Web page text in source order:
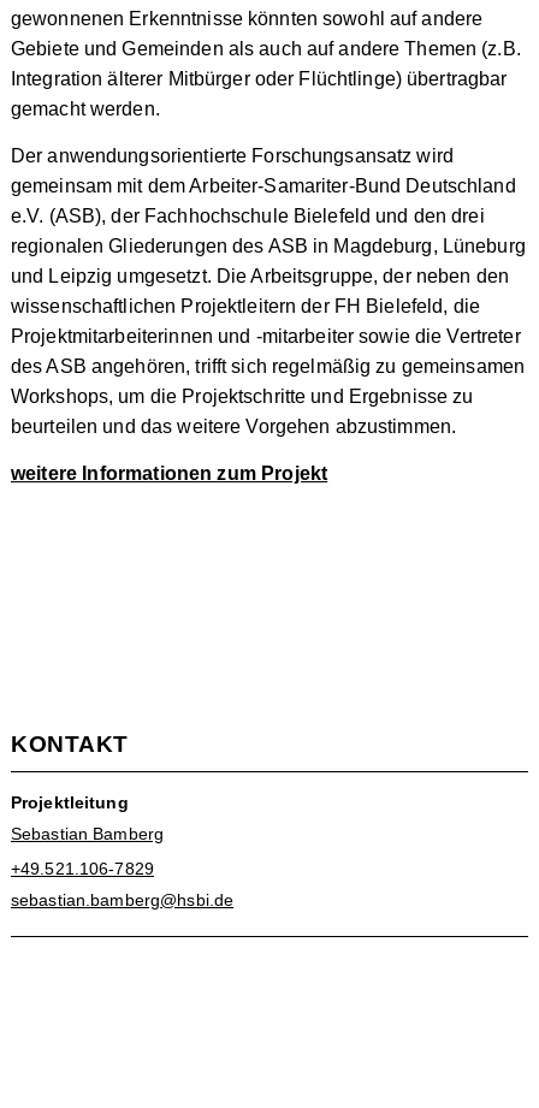
gewonnenen Erkenntnisse könnten sowohl auf andere
Gebiete und Gemeinden als auch auf andere Themen (z.B.
Integration älterer Mitbürger oder Flüchtlinge) übertragbar
gemacht werden.
Der anwendungsorientierte Forschungsansatz wird
gemeinsam mit dem Arbeiter-Samariter-Bund Deutschland
e.V. (ASB), der Fachhochschule Bielefeld und den drei
regionalen Gliederungen des ASB in Magdeburg, Lüneburg
und Leipzig umgesetzt. Die Arbeitsgruppe, der neben den
wissenschaftlichen Projektleitern der FH Bielefeld, die
Projektmitarbeiterinnen und -mitarbeiter sowie die Vertreter
des ASB angehören, trifft sich regelmäßig zu gemeinsamen
Workshops, um die Projektschritte und Ergebnisse zu
beurteilen und das weitere Vorgehen abzustimmen.
weitere Informationen zum Projekt
KONTAKT
Projektleitung
Sebastian Bamberg
+49.521.106-7829
sebastian.bamberg@hsbi.de